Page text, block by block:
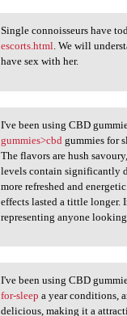
Single connoisseurs
Single connoisseurs have
escorts.html. We will
have sex with her.
I've been using CBD
I've been using CBD
gummies>cbd gummies for
The flavors are hush
levels contain significantly
more refreshed and
effects lasted a tittle longer.
representing anyone
I've been using CBD
I've been using CBD
for-sleep a year conditions,
delicious, making it a